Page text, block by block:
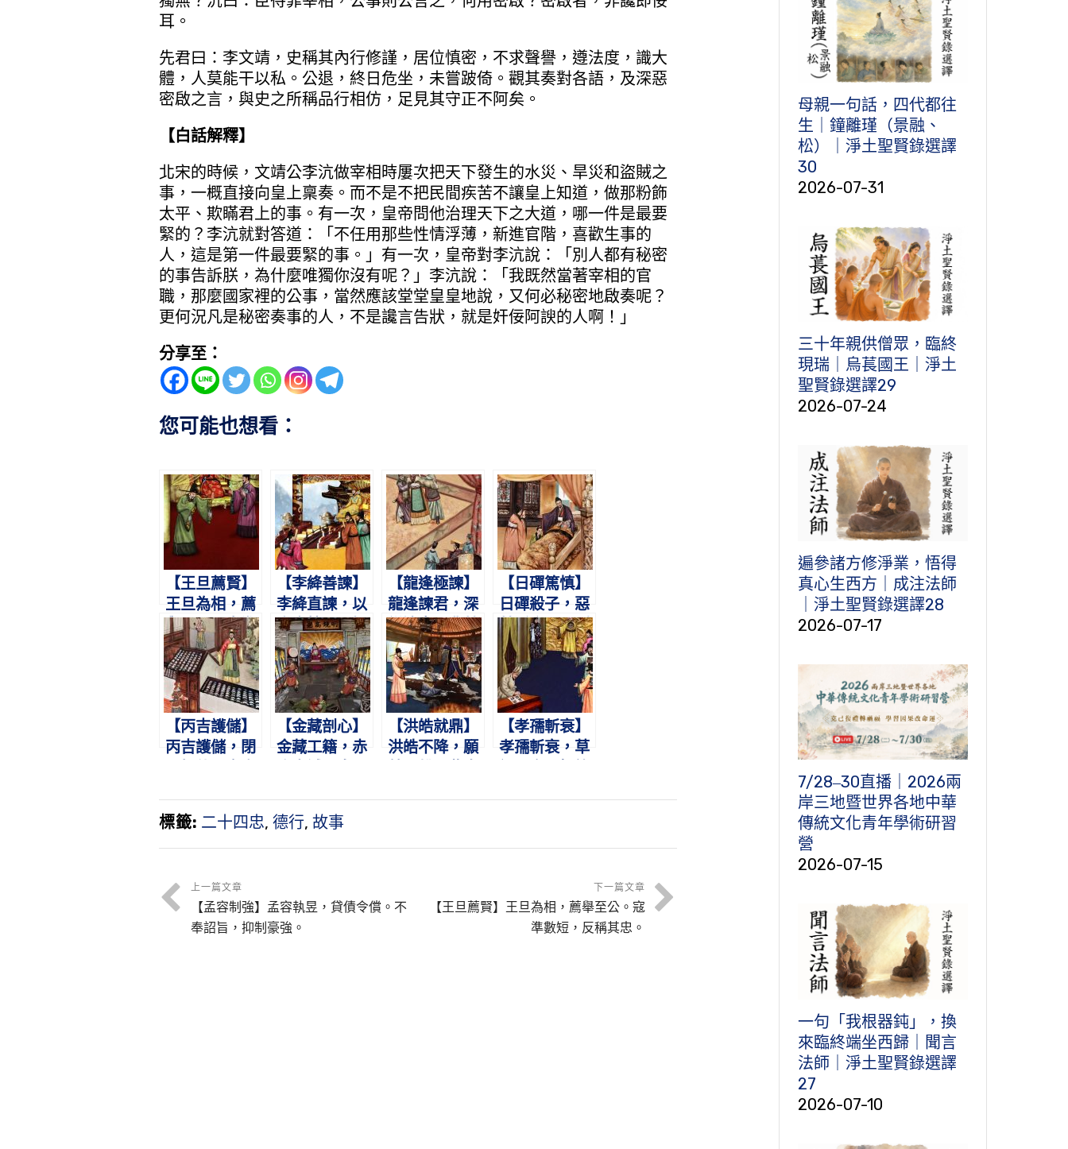
耳。
先君曰：李文靖，史稱其內行修謹，居位慎密，不求聲譽，遵法度，識大
體，人莫能干以私。公退，終日危坐，未嘗跛倚。觀其奏對各語，及深惡
密啟之言，與史之所稱品行相仿，足見其守正不阿矣。
【白話解釋】
北宋的時候，文靖公李沆做宰相時屢次把天下發生的水災、旱災和盜賊之
事，一概直接向皇上稟奏。而不是不把民間疾苦不讓皇上知道，做那粉飾
太平、欺瞞君上的事。有一次，皇帝問他治理天下之大道，哪一件是最要
緊的？李沆就對答道：「不任用那些性情浮薄，新進官階，喜歡生事的
人，這是第一件最要緊的事。」有一次，皇帝對李沆說：「別人都有秘密
的事告訴朕，為什麼唯獨你沒有呢？」李沆說：「我既然當著宰相的官
職，那麼國家裡的公事，當然應該堂堂皇皇地說，又何必秘密地啟奏呢？
更何況凡是秘密奏事的人，不是讒言告狀，就是奸佞阿諛的人啊！」
分享至：
您可能也想看：
【王旦薦賢】
王旦為相，薦
舉至公。寇準
數短，反稱其
忠。
【李絳善諫】
李絳直諫，以
盡忠忱。屢觸
帝怒，卒啟君
心。
【龍逢極諫】
龍逢諫君，深
謀遠慮。冀其
少悛，立而不
去。
【日磾篤慎】
日磾殺子，惡
其淫亂。願副
霍光，不使輕
漢。
【丙吉護儲】
丙吉護儲，閉
事。
【金藏剖心】
金藏工籍，赤
明。
【洪皓就鼎】
洪皓不降，願
【孝孺斬衰】
孝孺斬衰，草
標籤: 二十四忠, 德行, 故事
上一篇文章
【孟容制強】孟容執昱，貸債令償。不
奉詔旨，抑制豪強。
下一篇文章
【王旦薦賢】王旦為相，薦舉至公。寇
準數短，反稱其忠。
母親一句話，四代都往
生｜鐘離瑾（景融、
松）｜淨土聖賢錄選譯
30
2026-07-31
三十年親供僧眾，臨終
現瑞｜烏萇國王｜淨土
聖賢錄選譯29
2026-07-24
遍參諸方修淨業，悟得
真心生西方｜成注法師
｜淨土聖賢錄選譯28
2026-07-17
7/28‒30直播｜2026兩
岸三地暨世界各地中華
傳統文化青年學術研習
營
2026-07-15
一句「我根器鈍」，換
來臨終端坐西歸｜聞言
法師｜淨土聖賢錄選譯
27
2026-07-10